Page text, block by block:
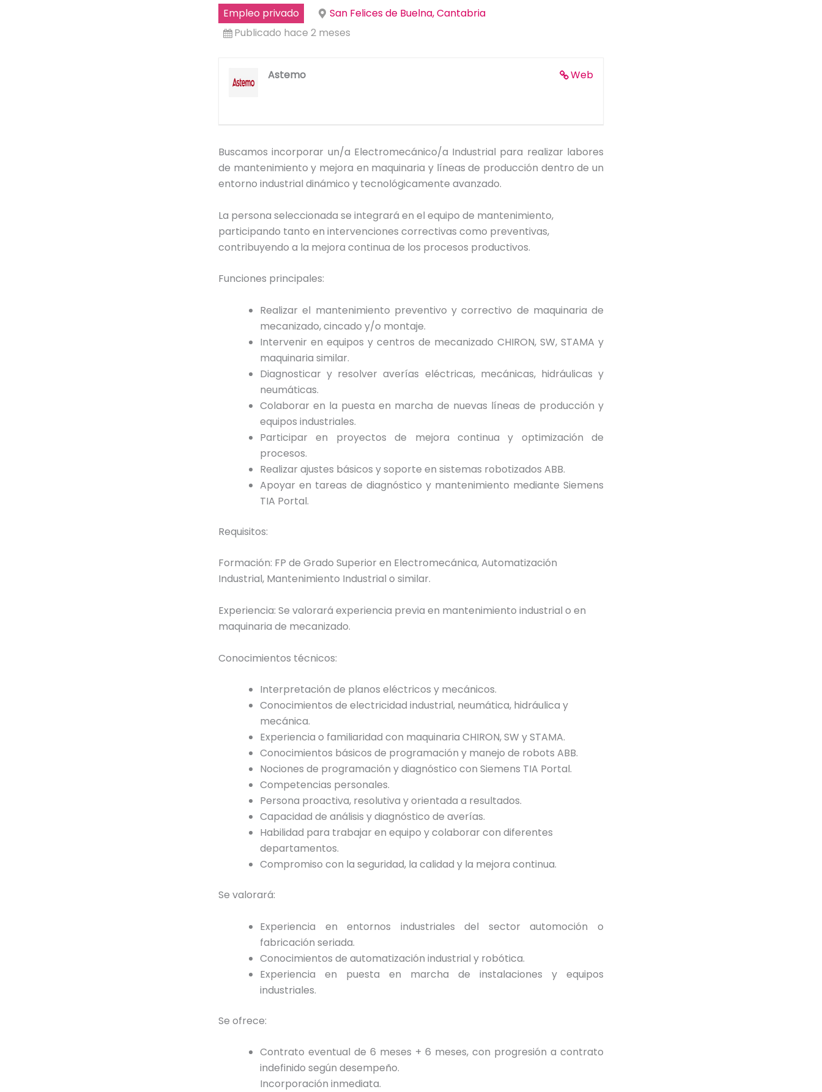
Empleo privado
San Felices de Buelna, Cantabria
Publicado hace 2 meses
Web
Astemo
Buscamos incorporar un/a Electromecánico/a Industrial para realizar labores
de mantenimiento y mejora en maquinaria y líneas de producción dentro de un
entorno industrial dinámico y tecnológicamente avanzado.
La persona seleccionada se integrará en el equipo de mantenimiento,
participando tanto en intervenciones correctivas como preventivas,
contribuyendo a la mejora continua de los procesos productivos.
Funciones principales:
Realizar el mantenimiento preventivo y correctivo de maquinaria de
mecanizado, cincado y/o montaje.
Intervenir en equipos y centros de mecanizado CHIRON, SW, STAMA y
maquinaria similar.
Diagnosticar y resolver averías eléctricas, mecánicas, hidráulicas y
neumáticas.
Colaborar en la puesta en marcha de nuevas líneas de producción y
equipos industriales.
Participar en proyectos de mejora continua y optimización de
procesos.
Realizar ajustes básicos y soporte en sistemas robotizados ABB.
Apoyar en tareas de diagnóstico y mantenimiento mediante Siemens
TIA Portal.
Requisitos:
Formación: FP de Grado Superior en Electromecánica, Automatización
Industrial, Mantenimiento Industrial o similar.
Experiencia: Se valorará experiencia previa en mantenimiento industrial o en
maquinaria de mecanizado.
Conocimientos técnicos:
Interpretación de planos eléctricos y mecánicos.
Conocimientos de electricidad industrial, neumática, hidráulica y
mecánica.
Experiencia o familiaridad con maquinaria CHIRON, SW y STAMA.
Conocimientos básicos de programación y manejo de robots ABB.
Nociones de programación y diagnóstico con Siemens TIA Portal.
Competencias personales.
Persona proactiva, resolutiva y orientada a resultados.
Capacidad de análisis y diagnóstico de averías.
Habilidad para trabajar en equipo y colaborar con diferentes
departamentos.
Compromiso con la seguridad, la calidad y la mejora continua.
Se valorará:
Experiencia en entornos industriales del sector automoción o
fabricación seriada.
Conocimientos de automatización industrial y robótica.
Experiencia en puesta en marcha de instalaciones y equipos
industriales.
Se ofrece:
Contrato eventual de 6 meses + 6 meses, con progresión a contrato
indefinido según desempeño.
Incorporación inmediata.